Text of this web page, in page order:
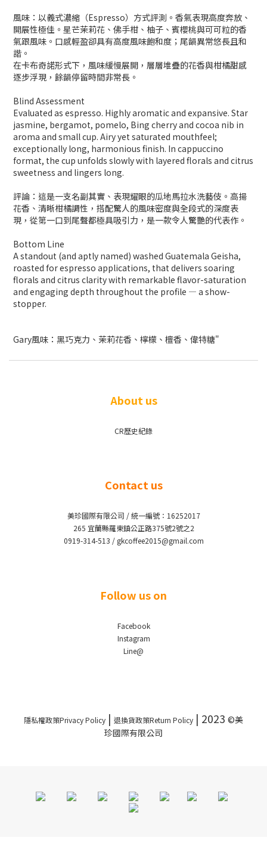
風味：以義式濃縮（Espresso）方式評測。香氣表現高度奔放、
開展性極佳。星芒茉莉花、佛手柑、柚子、賓櫻桃與可可粒的香
氣跟風味。口感輕盈卻具有高度風味飽和度；尾韻異常悠長且和
諧。
在卡布奇諾形式下，風味緩慢展開，層層堆疊的花香與柑橘甜感
逐步浮現，餘韻停留時間非常長。
Blind Assessment
Evaluated as espresso. Highly aromatic and expansive. Star
jasmine, bergamot, pomelo, Bing cherry and cocoa nib in
aroma and small cup. Airy yet saturated mouthfeel;
exceptionally long, harmonious finish. In cappuccino
format, the cup unfolds slowly with layered florals and citrus
sweetness and lingers long.
評論：這是一支名副其實、表現耀眼的瓜地馬拉水洗藝伎。高揚
花香、清晰柑橘調性，搭配驚人的風味密度與全段式的深度表
現，從第一口到尾聲都極具吸引力，是一款令人驚艷的代表作。
Bottom Line
A standout (and aptly named) washed Guatemala Geisha,
roasted for espresso applications, that delivers soaring
florals and citrus clarity with remarkable flavor-saturation
and engaging depth throughout the profile — a show-
stopper.
Gary風味：黑巧克力、茉莉花香、檸檬、檀香、偉特糖"
About us
CR歷史紀錄
Contact us
美珍國際有限公司 / 統一編號：16252017
265 宜蘭縣羅東鎮公正路375號2號之2
0919-314-513 / gkcoffee2015@gmail.com
Follow us on
Facebook
Instagram
Line@
隱私權政策Privacy Policy | 退換貨政策Return Policy | 2023 ©美
珍國際有限公司